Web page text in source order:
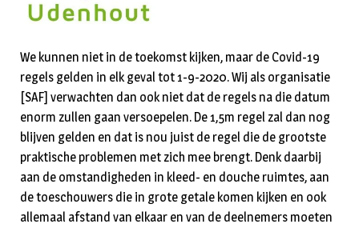
We kunnen niet in de toekomst kijken, maar de Covid-19
regels gelden in elk geval tot 1-9-2020. Wij als organisatie
[SAF] verwachten dan ook niet dat de regels na die datum
enorm zullen gaan versoepelen. De 1,5m regel zal dan nog
blijven gelden en dat is nou juist de regel die de grootste
praktische problemen met zich mee brengt. Denk daarbij
aan de omstandigheden in kleed- en douche ruimtes, aan
de toeschouwers die in grote getale komen kijken en ook
allemaal afstand van elkaar en van de deelnemers moeten